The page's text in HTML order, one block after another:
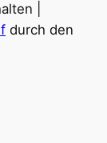
|
durch den